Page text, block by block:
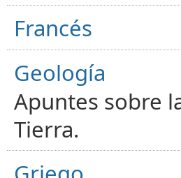
Francés
Geología
Apuntes sobre
Tierra.